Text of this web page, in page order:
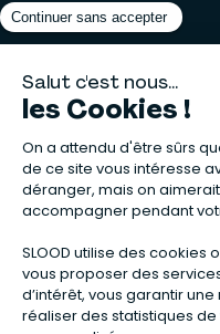
Matelas naturels⋅Graines bio⋅